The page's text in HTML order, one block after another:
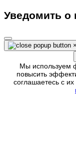
Уведомить о
×
Мы используем
повысить
соглашаетесь с